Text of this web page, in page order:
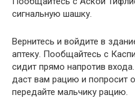
сигнальную шашку.
Вернитесь и войдите в
аптеку. Пообщайтесь с
сидит прямо напротив
даст вам рацию и попросит
передайте мальчику рацию.